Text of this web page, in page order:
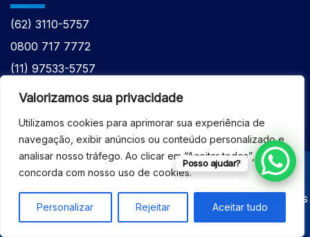
Valorizamos sua privacidade
Utilizamos cookies para aprimorar sua experiência de
navegação, exibir anúncios ou conteúdo personalizado e
analisar nosso tráfego. Ao clicar em “Aceitar todos”, você
concorda com nosso uso de cookies.
Personalizar Rejeitar Aceitar tudo
(62) 3110-5757
0800 717 7772
(11) 97533-5757
(62) 98610-7777
© 2026 - ASSISTÊNCIA TÉCNICA ESPECIALIZADA
EQUIPAMENTOS BRUKER - Todos os direitos reservados
Posso ajudar?